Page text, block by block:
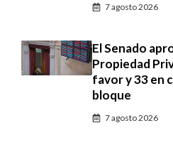
7 agosto 2026
El Senado
Propiedad
favor y 33 en
bloque
7 agosto 2026